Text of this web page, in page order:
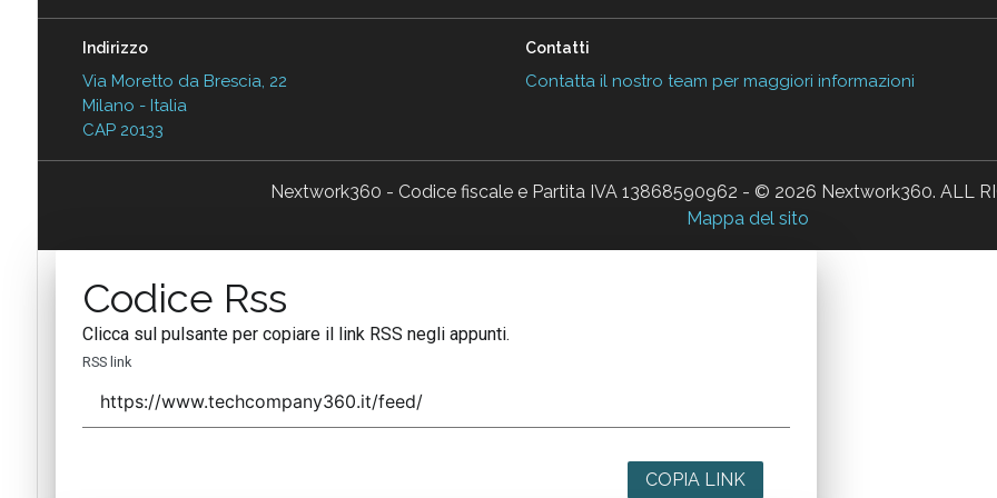
Indirizzo
Via Moretto da Brescia, 22
Milano - Italia
CAP 20133
Contatti
Contatta il nostro team per maggiori informazioni
Nextwork360 - Codice fiscale e Partita IVA 13868590962 - © 2026 Nextwork360. ALL
Mappa del sito
Codice Rss
Clicca sul pulsante per copiare il link RSS negli appunti.
RSS link
COPIA LINK